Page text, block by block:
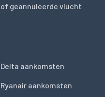
of geannuleerde vlucht
Delta aankomsten
Ryanair aankomsten